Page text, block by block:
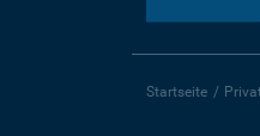
Startseite